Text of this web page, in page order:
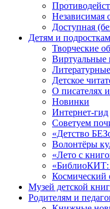
Независимая
Доступная
Детям и подросткам
Творческие
Виртуальные
Детское
О писателях
Новинки
Интернет-гид
Советуем
«Детство
Волонтёры
«Лето с
«БиблиоКИТ:
Космический
Музей детской
Родителям и